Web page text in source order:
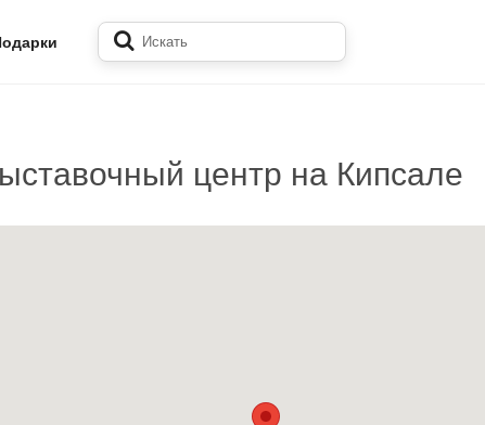
центр на Кипсале